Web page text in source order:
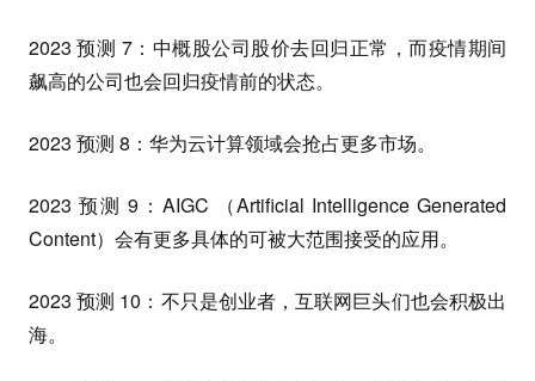
2023 预测 7：中概股公司股价去回归正常，而疫情期间
飙高的公司也会回归疫情前的状态。
2023 预测 8：华为云计算领域会抢占更多市场。
2023 预测 9：AIGC （Artificial Intelligence Generated
Content）会有更多具体的可被大范围接受的应用。
2023 预测 10：不只是创业者，互联网巨头们也会积极出
海。